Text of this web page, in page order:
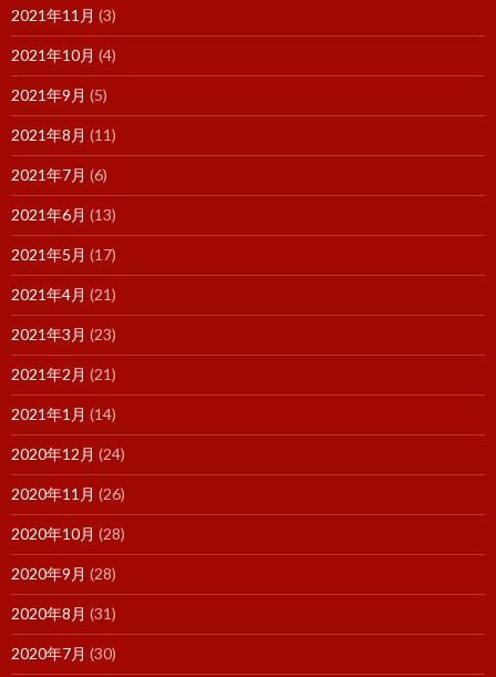
2021年11月 (3)
2021年10月 (4)
2021年9月 (5)
2021年8月 (11)
2021年7月 (6)
2021年6月 (13)
2021年5月 (17)
2021年4月 (21)
2021年3月 (23)
2021年2月 (21)
2021年1月 (14)
2020年12月 (24)
2020年11月 (26)
2020年10月 (28)
2020年9月 (28)
2020年8月 (31)
2020年7月 (30)